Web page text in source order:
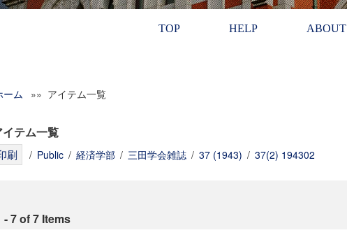
TOP HELP ABOUT
ーム »» アイテム一覧
イテム一覧
/ Public / 経済学部 / 三田学会雑誌 / 37 (1943) / 37(2) 194302
- 7 of 7 Items